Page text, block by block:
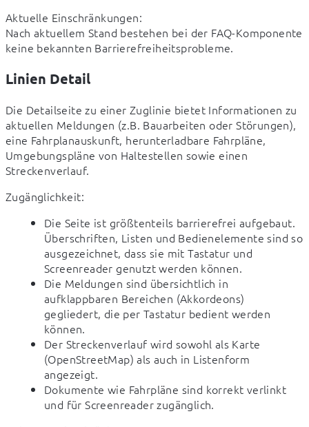
Aktuelle Einschränkungen:
Nach aktuellem Stand bestehen bei der FAQ-Komponente
keine bekannten Barrierefreiheitsprobleme.
Linien Detail
Die Detailseite zu einer Zuglinie bietet Informationen zu
aktuellen Meldungen (z.B. Bauarbeiten oder Störungen),
eine Fahrplanauskunft, herunterladbare Fahrpläne,
Umgebungspläne von Haltestellen sowie einen
Streckenverlauf.
Zugänglichkeit:
Die Seite ist größtenteils barrierefrei aufgebaut.
Überschriften, Listen und Bedienelemente sind so
ausgezeichnet, dass sie mit Tastatur und
Screenreader genutzt werden können.
Die Meldungen sind übersichtlich in
aufklappbaren Bereichen (Akkordeons)
gegliedert, die per Tastatur bedient werden
können.
Der Streckenverlauf wird sowohl als Karte
(OpenStreetMap) als auch in Listenform
angezeigt.
Dokumente wie Fahrpläne sind korrekt verlinkt
und für Screenreader zugänglich.